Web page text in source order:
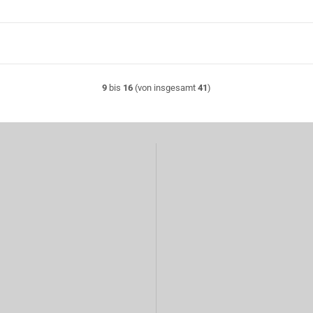
9 bis 16 (von insgesamt 41)